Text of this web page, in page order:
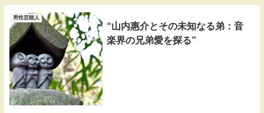
男性芸能人
“山内惠介とその未知なる弟：音
楽界の兄弟愛を探る”